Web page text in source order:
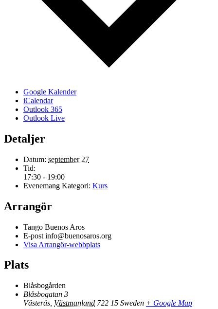
Google Kalender
iCalendar
Outlook 365
Outlook Live
Detaljer
Datum: september 27
Tid:
17:30 - 19:00
Evenemang Kategori: Kurs
Arrangör
Tango Buenos Aros
E-post info@buenosaros.org
Visa Arrangör-webbplats
Plats
Blåsbogården
Blåsbogatan 3
Västerås Västmanland 722 15 Sweden + Google Map